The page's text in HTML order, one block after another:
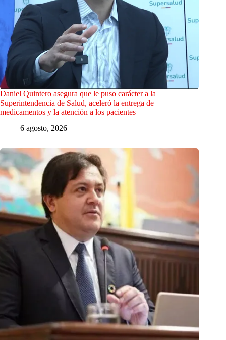
Daniel Quintero asegura que le puso carácter a la
Superintendencia de Salud, aceleró la entrega de
medicamentos y la atención a los pacientes
6 agosto, 2026